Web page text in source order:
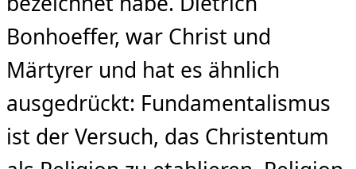
Bonhoeffer, war Christ und
Märtyrer und hat es ähnlich
ausgedrückt: Fundamentalismus
ist der Versuch, das Christentum